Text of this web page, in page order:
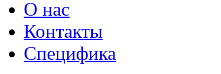
О нас
Контакты
Специфика